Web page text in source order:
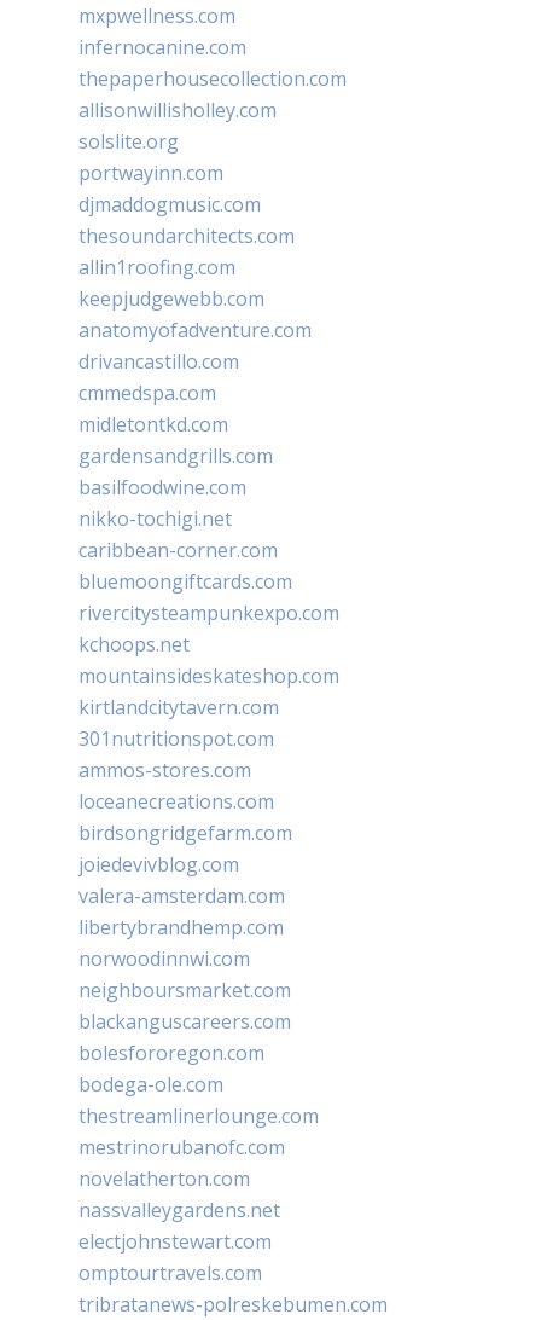
mxpwellness.com
infernocanine.com
thepaperhousecollection.com
allisonwillisholley.com
solslite.org
portwayinn.com
djmaddogmusic.com
thesoundarchitects.com
allin1roofing.com
keepjudgewebb.com
anatomyofadventure.com
drivancastillo.com
cmmedspa.com
midletontkd.com
gardensandgrills.com
basilfoodwine.com
nikko-tochigi.net
caribbean-corner.com
bluemoongiftcards.com
rivercitysteampunkexpo.com
kchoops.net
mountainsideskateshop.com
kirtlandcitytavern.com
301nutritionspot.com
ammos-stores.com
loceanecreations.com
birdsongridgefarm.com
joiedevivblog.com
valera-amsterdam.com
libertybrandhemp.com
norwoodinnwi.com
neighboursmarket.com
blackanguscareers.com
bolesfororegon.com
bodega-ole.com
thestreamlinerlounge.com
mestrinorubanofc.com
novelatherton.com
nassvalleygardens.net
electjohnstewart.com
omptourtravels.com
tribratanews-polreskebumen.com